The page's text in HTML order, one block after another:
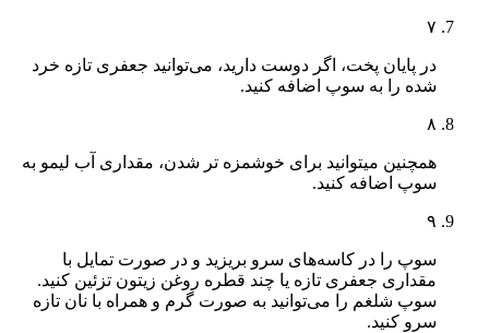
در پایان پخت، اگر دوست دارید، می‌توانید جعفری تازه خرد
شده را به سوپ اضافه کنید.
همچنین میتوانید برای خوشمزه تر شدن، مقداری آب لیمو به
سوپ اضافه کنید.
سوپ را در کاسه‌های سرو بریزید و در صورت تمایل با
مقداری جعفری تازه یا چند قطره روغن زیتون تزئین کنید.
سوپ شلغم را می‌توانید به صورت گرم و همراه با نان تازه
سرو کنید.